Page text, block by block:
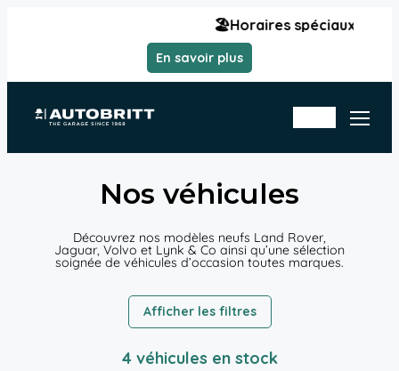
🏖️Horaires spéciaux été | Du
En savoir plus
v
eli
En
ck
Nos véhicules
Découvrez nos modèles neufs Land Rover,
Jaguar, Volvo et Lynk & Co ainsi qu’une sélection
soignée de véhicules d’occasion toutes marques.
Afficher les filtres
4 véhicules en stock